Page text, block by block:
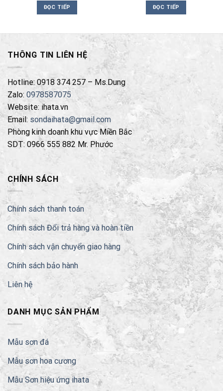
ĐỌC TIẾP ĐỌC TIẾP
THÔNG TIN LIÊN HỆ
Hotline: 0918 374 257 – Ms.Dung
Zalo: 0978587075
Website: ihata.vn
Email: sondaihata@gmail.com
Phòng kinh doanh khu vực Miền Bắc
SDT: 0966 555 882 Mr. Phước
CHÍNH SÁCH
Chính sách thanh toán
Chính sách Đổi trả hàng và hoàn tiền
Chính sách vận chuyển giao hàng
Chính sách bảo hành
Liên hệ
DANH MỤC SẢN PHẨM
Mẫu sơn đá
Mẫu sơn hoa cương
Mẫu Sơn hiệu ứng ihata